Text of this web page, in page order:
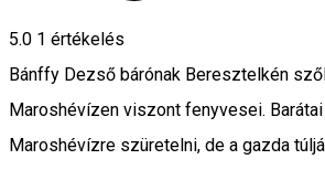
5.0 1 értékelés
Bánffy Dezső bárónak Beresztelkén
Maroshévízen viszont fenyvesei.
Maroshévízre szüretelni, de a gazda